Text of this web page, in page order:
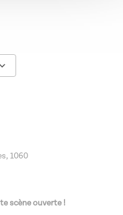
1060
scène ouverte !